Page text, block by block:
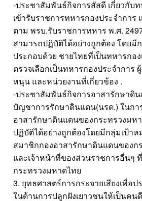
-ประชาสัมพันธ์กิจการสัสดี เกี่ยวกับท
เข้ารับราชการทหารกองประจำกา
ตาม พรบ.รับราชการทหาร พ.ศ.
สามารถปฏิบัติได้อย่างถูกต้อง โดยมี
ประกอบด้วย ชายไทยที่เป็นทหารกอง
ตรวจเลือกเป็นทหารกองประจำการ
หนุน และหน่วยงานที่เกี่ยวข้อง .
-ประชาสัมพันธ์กิจการอาสารักษาดิ
บัญชาการรักษาดินแดน(นรด.) ในก
อาสารักษาดินแดนของกระทรวงมหา
ปฏิบัติได้อย่างถูกต้องโดยมีกลุ่มเป้าห
สมาชิกกองอาสารักษาดินแดนของก
และเจ้าหน้าที่ของส่วนราชการอื่นๆ
กระทรวงมหาดไทย
3. ยุทธศาสตร์การกระจายเสียงเพื่อ
ในด้านการปลูกฝังเยาวชนให้เป็นคน